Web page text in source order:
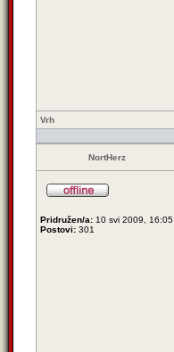
Vrh
NortHerz
Pridružen/a: 10 svi 2009, 16:05
Postovi: 301